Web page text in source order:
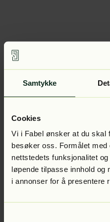
Samtykke
Cookies
Vi i Fabel ønsker at du skal
besøker oss. Formålet
nettstedets funksjonalitet
løpende tilpasse innhold og
i annonser for å presentere